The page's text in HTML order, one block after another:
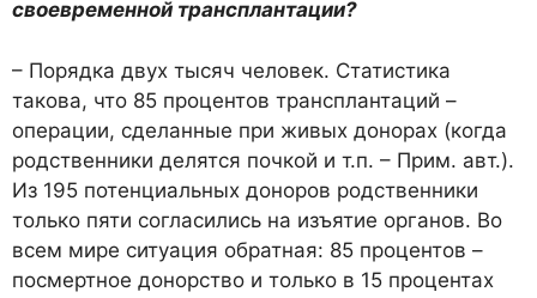
своевременной трансплантации?
– Порядка двух тысяч человек. Статистика
такова, что 85 процентов трансплантаций –
операции, сделанные при живых донорах (когда
родственники делятся почкой и т.п. – Прим. авт.).
Из 195 потенциальных доноров родственники
только пяти согласились на изъятие органов. Во
всем мире ситуация обратная: 85 процентов –
посмертное донорство и только в 15 процентах